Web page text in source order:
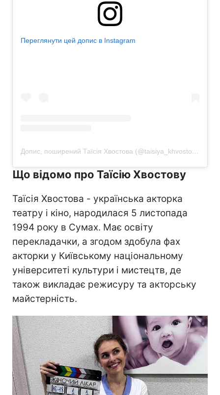
Переглянути цей допис в Instagram
Допис, поширений Таїсія Хвостова (@taisiya_khvostova)
Що відомо про Таїсію Хвостову
Таїсія Хвостова - українська акторка
театру і кіно, народилася 5 листопада
1994 року в Сумах. Має освіту
перекладачки, а згодом здобула фах
акторки у Київському національному
університеті культури і мистецтв, де
також викладає режисуру та акторську
майстерність.